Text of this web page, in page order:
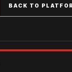
BACK TO